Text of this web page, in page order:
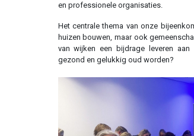
en professionele organisaties.
Het centrale thema van onze
huizen bouwen, maar ook
van wijken een bijdrage leveren
gezond en gelukkig oud worden?